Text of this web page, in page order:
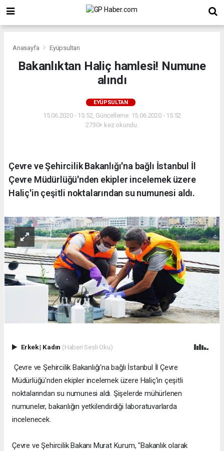
Anasayfa Eyüpsultan
Bakanlıktan Haliç hamlesi! Numune
alındı
EYÜPSULTAN
15.06.2020 - 15:52, Güncelleme: 15.06.2020 - 15:52
2730+ kez okundu.
Çevre ve Şehircilik Bakanlığı'na bağlı İstanbul İl
Çevre Müdürlüğü'nden ekipler incelemek üzere
Haliç'in çeşitli noktalarından su numunesi aldı.
Erkek| Kadın (Haberi Sesli Oku)
Çevre ve Şehircilik Bakanlığı'na bağlı İstanbul İl Çevre
Müdürlüğü'nden ekipler incelemek üzere Haliç'in çeşitli
noktalarından su numunesi aldı. Şişelerde mühürlenen
numuneler, bakanlığın yetkilendirdiği laboratuvarlarda
incelenecek.
Çevre ve Şehircilik Bakanı Murat Kurum, "Bakanlık olarak